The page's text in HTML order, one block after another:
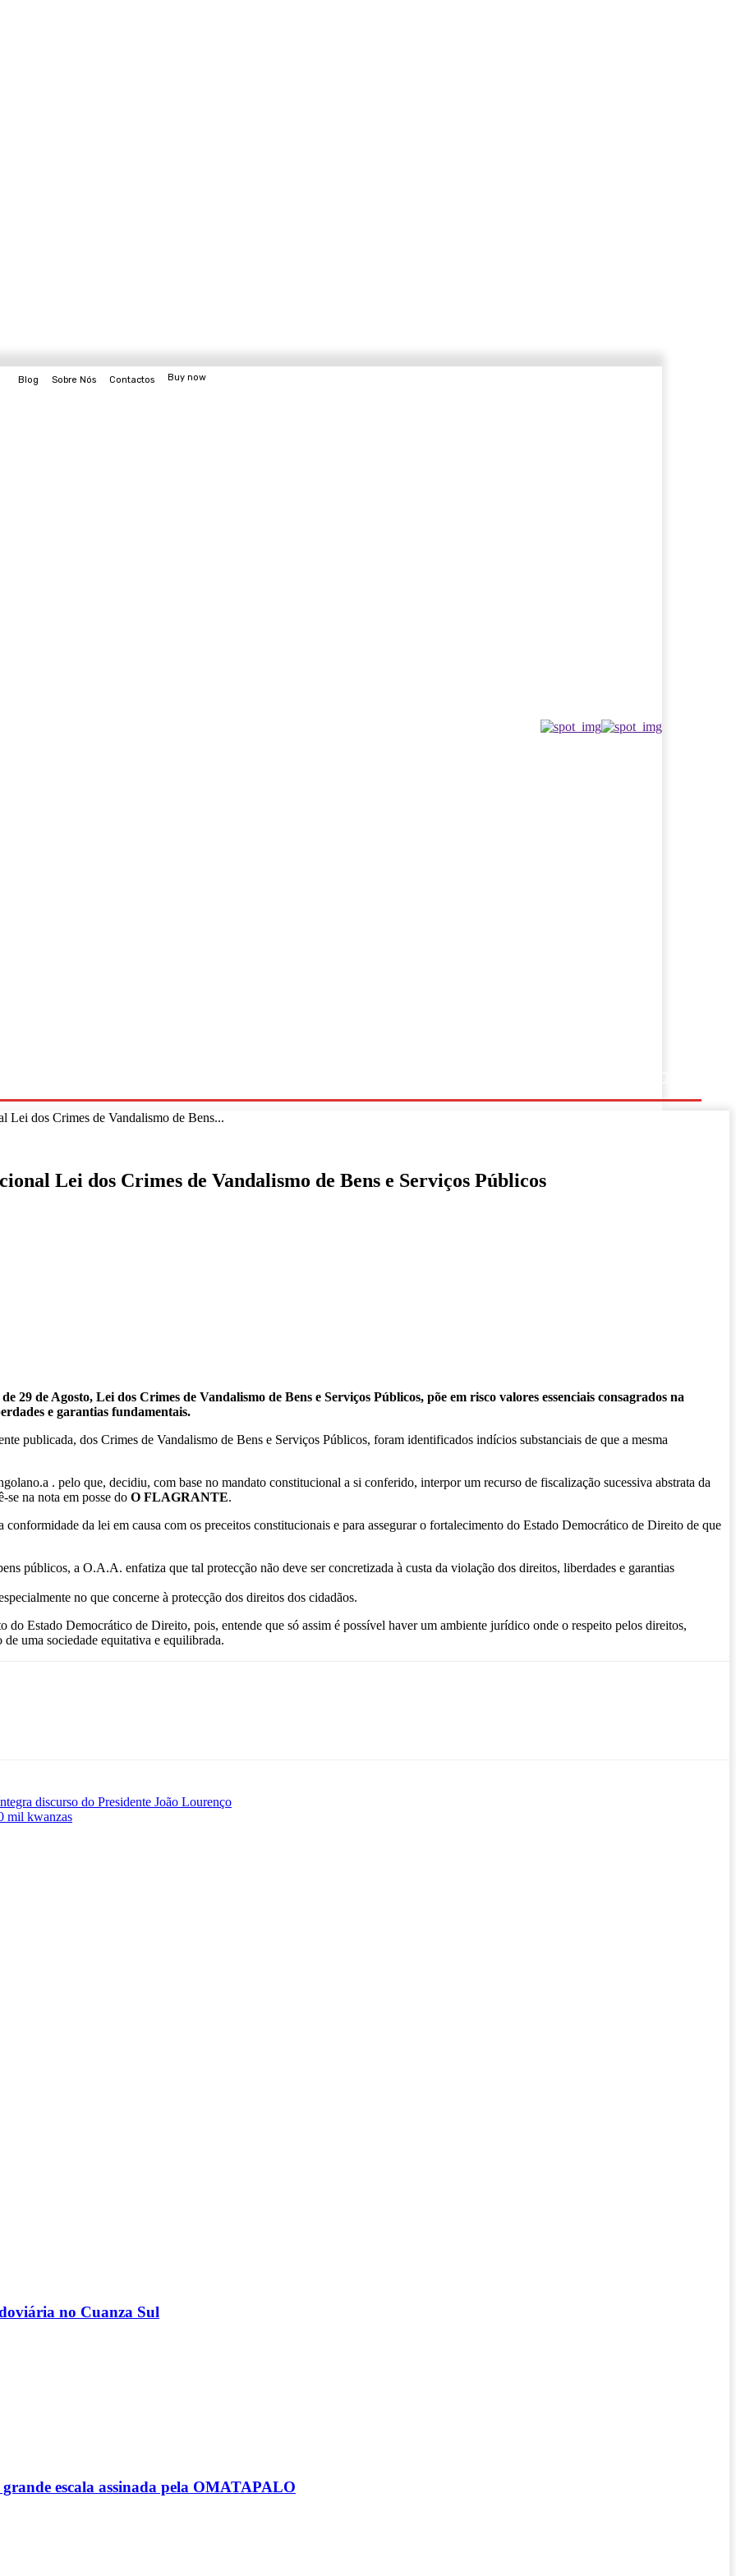
Blog Sobre Nós Contactos Buy now
Lei dos Crimes de Vandalismo de Bens...
Lei dos Crimes de Vandalismo de Bens e Serviços Públicos
29 de Agosto, Lei dos Crimes de Vandalismo de Bens e Serviços Públicos, põe em risco valores essenciais consagrados na
e garantias fundamentais.
publicada, dos Crimes de Vandalismo de Bens e Serviços Públicos, foram identificados indícios substanciais de que a mesma
. pelo que, decidiu, com base no mandato constitucional a si conferido, interpor um recurso de fiscalização sucessiva abstrata da
na nota em posse do O FLAGRANTE.
da lei em causa com os preceitos constitucionais e para assegurar o fortalecimento do Estado Democrático de Direito de que
públicos, a O.A.A. enfatiza que tal protecção não deve ser concretizada à custa da violação dos direitos, liberdades e garantias
no que concerne à protecção dos direitos dos cidadãos.
Estado Democrático de Direito, pois, entende que só assim é possível haver um ambiente jurídico onde o respeito pelos direitos,
uma sociedade equitativa e equilibrada.
discurso do Presidente João Lourenço
mil kwanzas
no Cuanza Sul
escala assinada pela OMATAPALO